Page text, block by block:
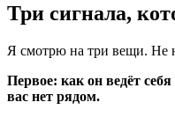
Три сигнала,
Я смотрю на три вещи. Не
Первое: как он ведёт
вас нет рядом.